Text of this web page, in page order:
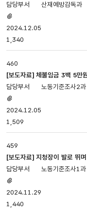
산재예방감독과
있음
2024.12.05
1,340
460
[보도자료] 체불임금 3백 5만
서울동부지청, 체불임금에 강력
노동기준조사2과
있음
2024.12.05
1,509
459
[보도자료] 지청장이 발로 뛰
노동기준조사1과
있음
2024.11.29
1,440